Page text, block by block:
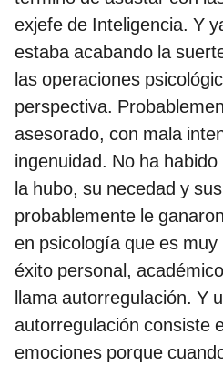
exjefe de Inteligencia. Y
estaba acabando la
las operaciones
perspectiva.
asesorado, con mala
ingenuidad. No ha
la hubo, su necedad y
probablemente le
en psicología que es
éxito personal,
llama autorregulación. Y
autorregulación consiste
emociones porque